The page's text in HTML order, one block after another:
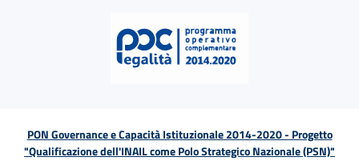
PON Governance e Capacità Istituzionale 2014-2020 - Progetto
"Qualificazione dell'INAIL come Polo Strategico Nazionale (PSN)"